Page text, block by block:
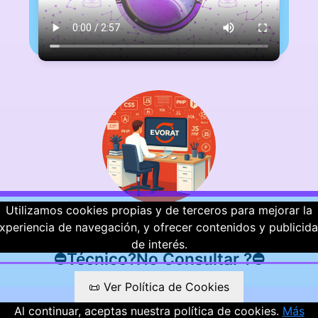
⭐ ⭐ ⭐ ⭐ ⭐
⛔️Técnico?No Consultar ?⛔️
Valoraciones
Utilizamos cookies propias y de terceros para mejorar la
de navegación, y ofrecer contenidos y
de interés.
📜 Ver Política de Cookies
Al continuar, aceptas nuestra política de cookies. Más